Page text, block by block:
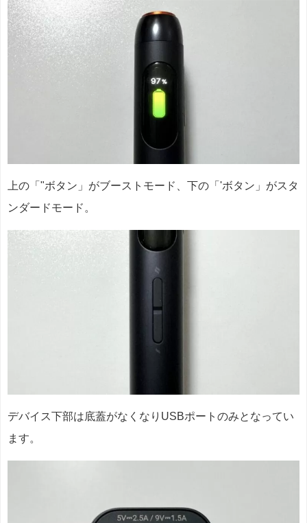
上の「"ボタン」がブーストモード、下の「'ボタン」がスタ
ンダードモード。
デバイス下部は底蓋がなくなりUSBポートのみとなってい
ます。